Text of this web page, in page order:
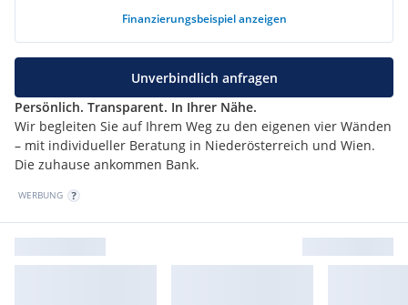
in ca. 10 Minuten.
Wir weisen darauf hin, dass zwischen dem Vermittler und
dem zu vermittelnden Dritten ein familiäres oder
wirtschaftliches Naheverhältnis besteht.
Der Vermittler ist als Doppelmakler tätig.
Finanzierungsbeispiel anzeigen
Persönlich. Transparent. In Ihrer Nähe.
Wir begleiten Sie auf Ihrem Weg zu den eigenen vier Wänden
– mit individueller Beratung in Niederösterreich und Wien.
Die zuhause ankommen Bank.
Unverbindlich anfragen
WERBUNG